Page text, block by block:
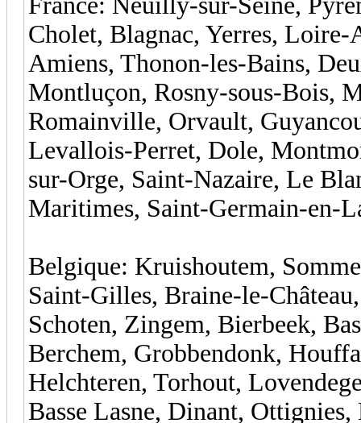
Cholet, Blagnac, Yerres,
Amiens, Thonon-les-Bains,
Montluçon, Rosny-sous-Bois,
Romainville, Orvault,
Levallois-Perret, Dole,
sur-Orge, Saint-Nazaire, Le
Maritimes, Saint-Germain-en-
Belgique: Kruishoutem,
Saint-Gilles, Braine-le-
Schoten, Zingem, Bierbeek,
Berchem, Grobbendonk,
Helchteren, Torhout,
Basse Lasne, Dinant, Ottignies,